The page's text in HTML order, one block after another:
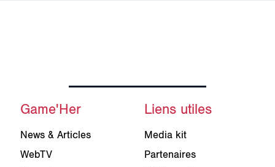
Game'Her
News & Articles
WebTV
Liens utiles
Media kit
Partenaires